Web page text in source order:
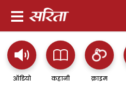
ऑडियो कहानी क्राइम